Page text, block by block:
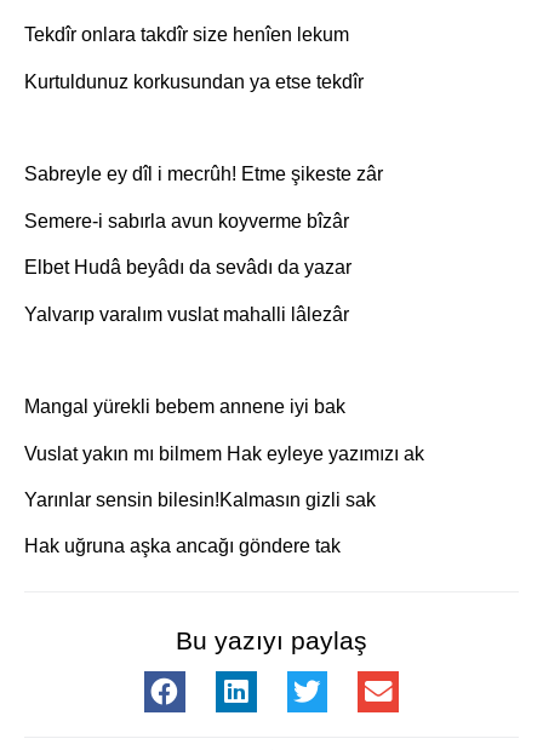
Tekdîr onlara takdîr size henîen lekum
Kurtuldunuz korkusundan ya etse tekdîr
Sabreyle ey dîl i mecrûh! Etme şikeste zâr
Semere-i sabırla avun koyverme bîzâr
Elbet Hudâ beyâdı da sevâdı da yazar
Yalvarıp varalım vuslat mahalli lâlezâr
Mangal yürekli bebem annene iyi bak
Vuslat yakın mı bilmem Hak eyleye yazımızı ak
Yarınlar sensin bilesin!Kalmasın gizli sak
Hak uğruna aşka ancağı göndere tak
Bu yazıyı paylaş